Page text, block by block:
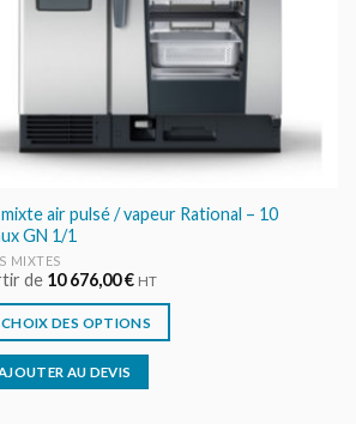
air pulsé / vapeur Rational – 10
GN 1/1
MIXTES
de 10 676,00€ HT
CHOIX DES OPTIONS
AU DEVIS